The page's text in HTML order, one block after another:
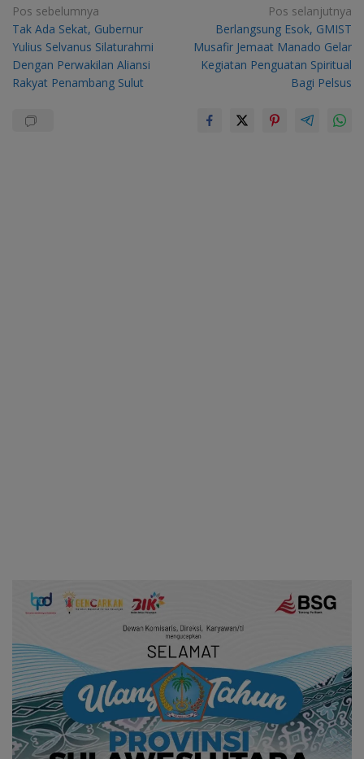
Navigasi
pos
Pos sebelumnya
Tak Ada Sekat, Gubernur
Yulius Selvanus Silaturahmi
Dengan Perwakilan Aliansi
Rakyat Penambang Sulut
Pos selanjutnya
Berlangsung Esok, GMIST
Musafir Jemaat Manado Gelar
Kegiatan Penguatan Spiritual
Bagi Pelsus